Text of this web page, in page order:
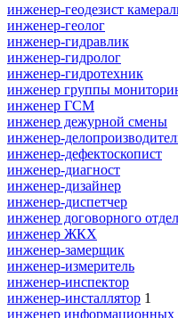
инженер-геодезист
инженер-геолог
инженер-гидравлик
инженер-гидролог
инженер-гидротехник
инженер группы
инженер ГСМ
инженер дежурной смены
инженер-
инженер-дефектоскопист
инженер-диагност
инженер-дизайнер
инженер-диспетчер
инженер договорного
инженер ЖКХ
инженер-замерщик
инженер-измеритель
инженер-инспектор
инженер-инсталлятор 1
инженер информационных